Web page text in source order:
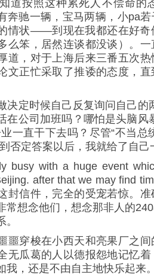
道按照这种累死人不偿命的
驰一辆，宝马两辆，小pa若
情状——到现在我都还在好奇
么笨，居然连谈都没谈）。
道，对于上海后来三番五次
文正忙采取了推诿的态度，
决定时候自己反复询问自己的
在公司加班吗？哪怕是头脑风
一直干下去吗？尽管“不当总
否定答案以后，我就给了自己
busy with a huge event
after that we may find
封信件，完全的受宠若惊。
常想念他们，想念那非人的
噩穿梭在小西天和亮果厂之
无瓜葛的人以德报怨地记忆
我，还是不由自主地快乐起来